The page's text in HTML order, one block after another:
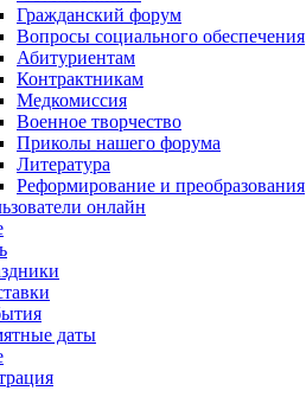
Гражданский форум
Вопросы социального обеспечения
Абитуриентам
Контрактникам
Медкомиссия
Военное творчество
Приколы нашего форума
Литература
Реформирование и преобразования
онлайн
даты